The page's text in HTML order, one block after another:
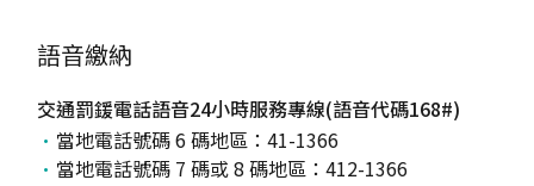
語音繳納
交通罰鍰電話語音24小時服務專線(語音代碼168#)
當地電話號碼 6 碼地區：41-1366
當地電話號碼 7 碼或 8 碼地區：412-1366